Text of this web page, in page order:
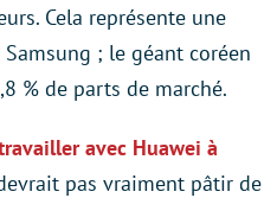
Cela représente une
; le géant coréen
% de parts de marché.
avec Huawei à
pas vraiment pâtir de